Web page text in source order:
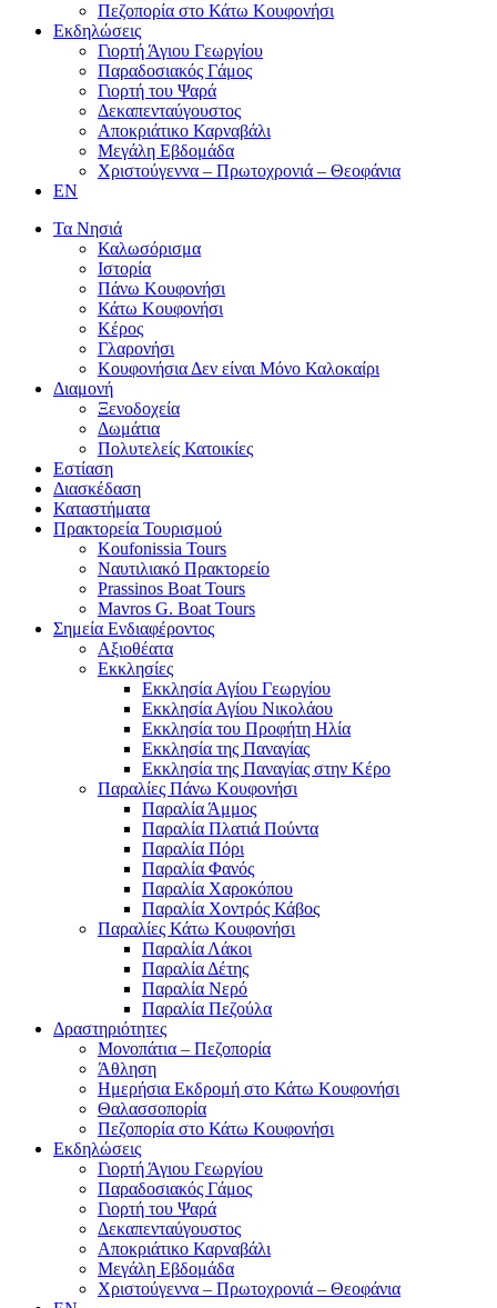
Πεζοπορία στο Κάτω Κουφονήσι
Εκδηλώσεις
Γιορτή Άγιου Γεωργίου
Παραδοσιακός Γάμος
Γιορτή του Ψαρά
Δεκαπενταύγουστος
Αποκριάτικο Καρναβάλι
Μεγάλη Εβδομάδα
Χριστούγεννα – Πρωτοχρονιά – Θεοφάνια
EN
Τα Νησιά
Καλωσόρισμα
Ιστορία
Πάνω Κουφονήσι
Κάτω Κουφονήσι
Κέρος
Γλαρονήσι
Κουφονήσια Δεν είναι Μόνο Καλοκαίρι
Διαμονή
Ξενοδοχεία
Δωμάτια
Πολυτελείς Κατοικίες
Εστίαση
Διασκέδαση
Καταστήματα
Πρακτορεία Τουρισμού
Koufonissia Tours
Ναυτιλιακό Πρακτορείο
Prassinos Boat Tours
Mavros G. Boat Tours
Σημεία Ενδιαφέροντος
Αξιοθέατα
Εκκλησίες
Εκκλησία Αγίου Γεωργίου
Εκκλησία Αγίου Νικολάου
Εκκλησία του Προφήτη Ηλία
Εκκλησία της Παναγίας
Εκκλησία της Παναγίας στην Κέρο
Παραλίες Πάνω Κουφονήσι
Παραλία Άμμος
Παραλία Πλατιά Πούντα
Παραλία Πόρι
Παραλία Φανός
Παραλία Χαροκόπου
Παραλία Χοντρός Κάβος
Παραλίες Κάτω Κουφονήσι
Παραλία Λάκοι
Παραλία Δέτης
Παραλία Νερό
Παραλία Πεζούλα
Δραστηριότητες
Μονοπάτια – Πεζοπορία
Άθληση
Ημερήσια Εκδρομή στο Κάτω Κουφονήσι
Θαλασσοπορία
Πεζοπορία στο Κάτω Κουφονήσι
Εκδηλώσεις
Γιορτή Άγιου Γεωργίου
Παραδοσιακός Γάμος
Γιορτή του Ψαρά
Δεκαπενταύγουστος
Αποκριάτικο Καρναβάλι
Μεγάλη Εβδομάδα
Χριστούγεννα – Πρωτοχρονιά – Θεοφάνια